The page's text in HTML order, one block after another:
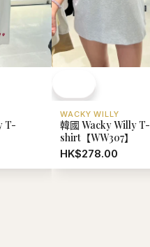
T-
WACKY WILLY
韓國 Wacky Willy T-
shirt【WW307】
HK$278.00